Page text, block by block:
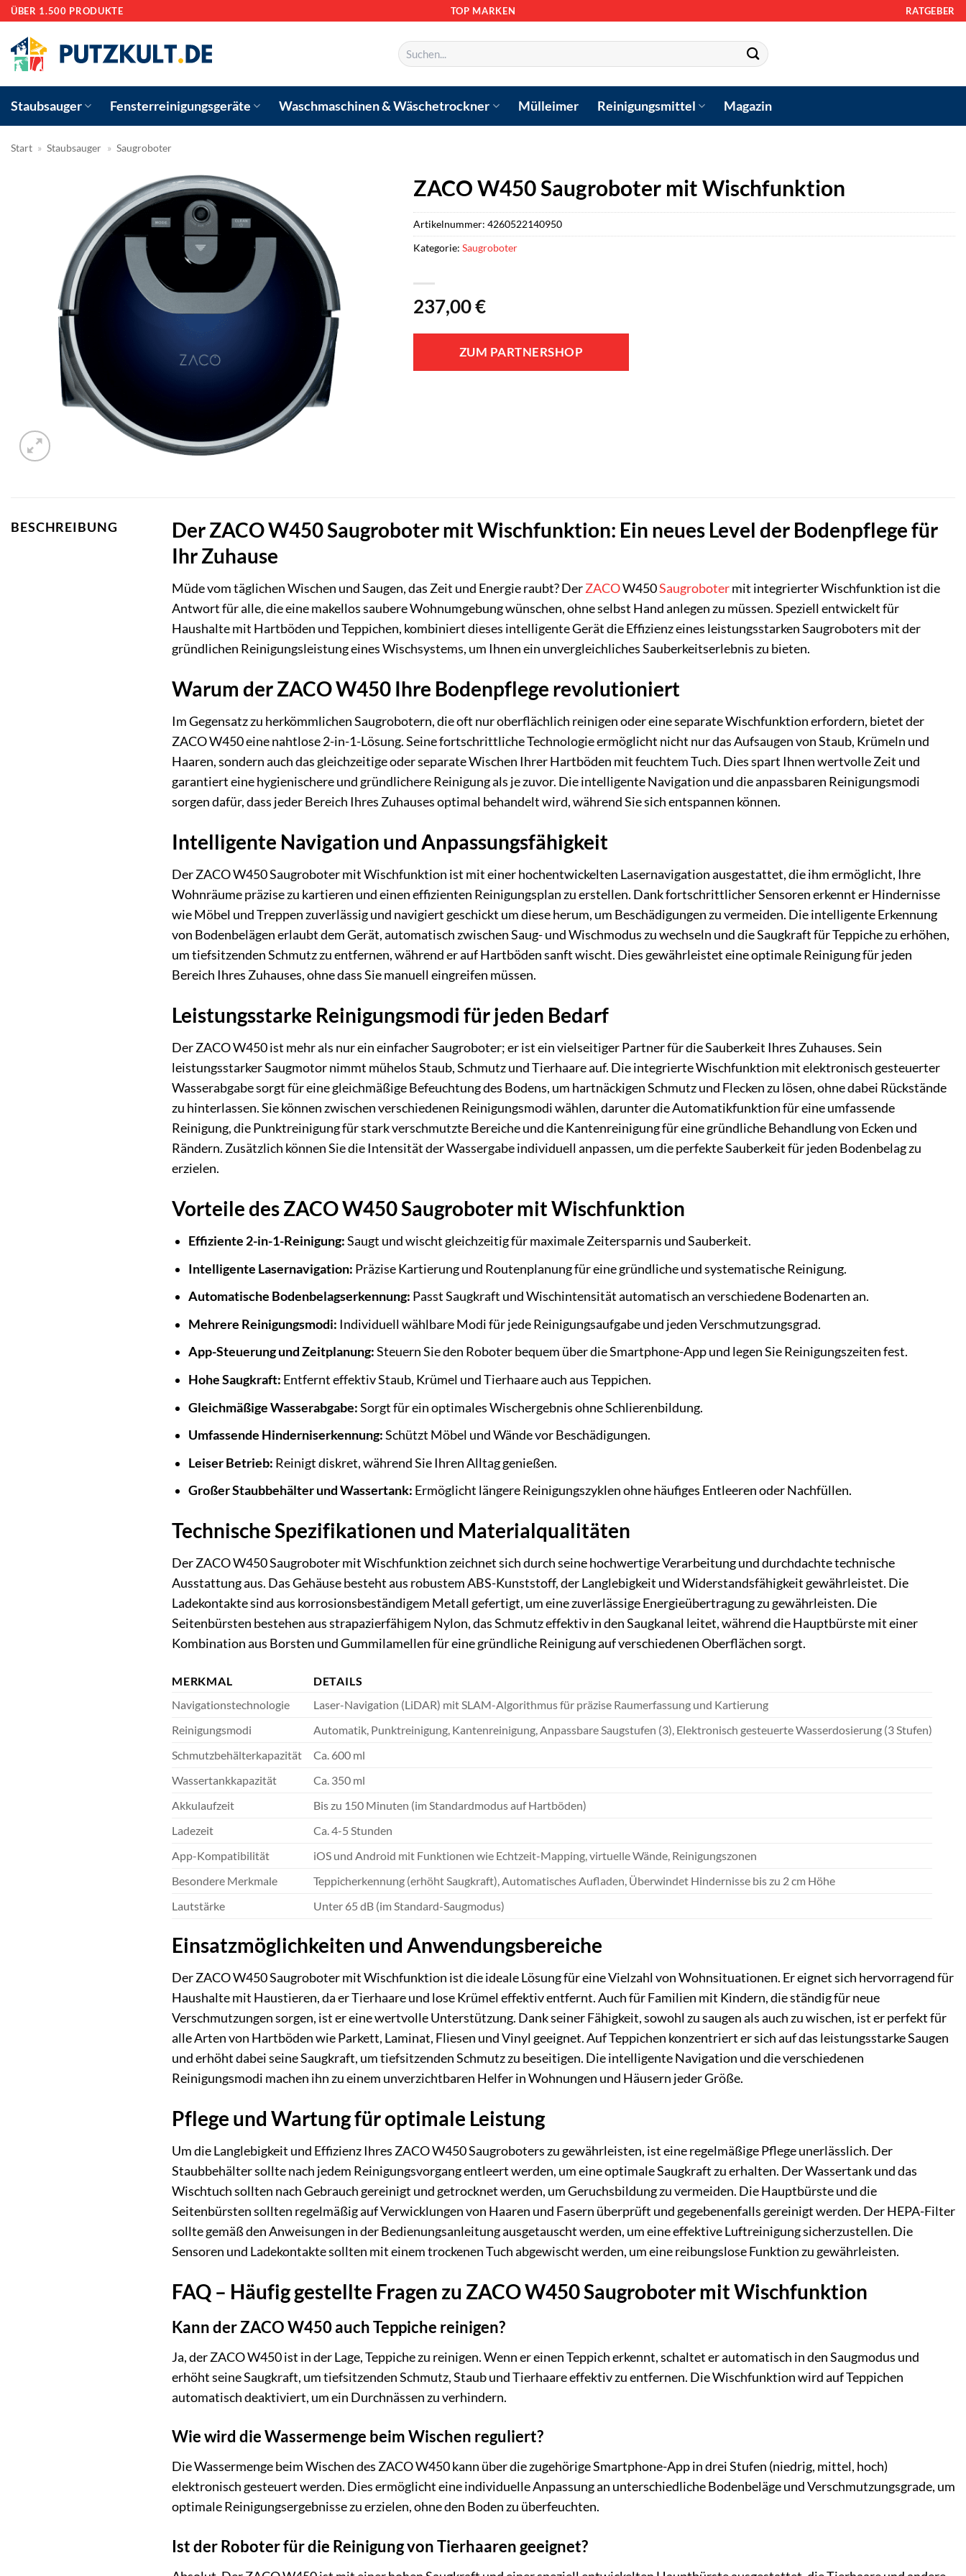
Zum
springen
ÜBER 1.500 PRODUKTE TOP MARKEN RATGEBER
Suchen
nach:
Staubsauger Fensterreinigungsgeräte Waschmaschinen & Wäschetrockner Mülleimer Reinigungsmittel Magazin
Start » Staubsauger » Saugroboter
ZACO W450 Saugroboter mit Wischfunktion
237,00€
ZUM PARTNERSHOP
Artikelnummer: 4260522140950
Kategorie: Saugroboter
BESCHREIBUNG
Der ZACO W450 Saugroboter mit Wischfunktion: Ein neues Level der Bodenpflege für
Ihr Zuhause
Müde vom täglichen Wischen und Saugen, das Zeit und Energie raubt? DerZACOW450Saugrobotermit integrierter Wischfunktion ist die
Antwort für alle, die eine makellos saubere Wohnumgebung wünschen, ohne selbst Hand anlegen zu müssen. Speziell entwickelt für
Haushalte mit Hartböden und Teppichen, kombiniert dieses intelligente Gerät die Effizienz eines leistungsstarken Saugroboters mit der
gründlichen Reinigungsleistung eines Wischsystems, um Ihnen ein unvergleichliches Sauberkeitserlebnis zu bieten.
Warum der ZACO W450 Ihre Bodenpflege revolutioniert
Im Gegensatz zu herkömmlichen Saugrobotern, die oft nur oberflächlich reinigen oder eine separate Wischfunktion erfordern, bietet der
ZACO W450 eine nahtlose 2-in-1-Lösung. Seine fortschrittliche Technologie ermöglicht nicht nur das Aufsaugen von Staub, Krümeln und
Haaren, sondern auch das gleichzeitige oder separate Wischen Ihrer Hartböden mit feuchtem Tuch. Dies spart Ihnen wertvolle Zeit und
garantiert eine hygienischere und gründlichere Reinigung als je zuvor. Die intelligente Navigation und die anpassbaren Reinigungsmodi
sorgen dafür, dass jeder Bereich Ihres Zuhauses optimal behandelt wird, während Sie sich entspannen können.
Intelligente Navigation und Anpassungsfähigkeit
Der ZACO W450 Saugroboter mit Wischfunktion ist mit einer hochentwickelten Lasernavigation ausgestattet, die ihm ermöglicht, Ihre
Wohnräume präzise zu kartieren und einen effizienten Reinigungsplan zu erstellen. Dank fortschrittlicher Sensoren erkennt er Hindernisse
wie Möbel und Treppen zuverlässig und navigiert geschickt um diese herum, um Beschädigungen zu vermeiden. Die intelligente Erkennung
von Bodenbelägen erlaubt dem Gerät, automatisch zwischen Saug- und Wischmodus zu wechseln und die Saugkraft für Teppiche zu erhöhen,
um tiefsitzenden Schmutz zu entfernen, während er auf Hartböden sanft wischt. Dies gewährleistet eine optimale Reinigung für jeden
Bereich Ihres Zuhauses, ohne dass Sie manuell eingreifen müssen.
Leistungsstarke Reinigungsmodi für jeden Bedarf
Der ZACO W450 ist mehr als nur ein einfacher Saugroboter; er ist ein vielseitiger Partner für die Sauberkeit Ihres Zuhauses. Sein
leistungsstarker Saugmotor nimmt mühelos Staub, Schmutz und Tierhaare auf. Die integrierte Wischfunktion mit elektronisch gesteuerter
Wasserabgabe sorgt für eine gleichmäßige Befeuchtung des Bodens, um hartnäckigen Schmutz und Flecken zu lösen, ohne dabei Rückstände
zu hinterlassen. Sie können zwischen verschiedenen Reinigungsmodi wählen, darunter die Automatikfunktion für eine umfassende
Reinigung, die Punktreinigung für stark verschmutzte Bereiche und die Kantenreinigung für eine gründliche Behandlung von Ecken und
Rändern. Zusätzlich können Sie die Intensität der Wassergabe individuell anpassen, um die perfekte Sauberkeit für jeden Bodenbelag zu
erzielen.
Vorteile des ZACO W450 Saugroboter mit Wischfunktion
Effiziente 2-in-1-Reinigung:Saugt und wischt gleichzeitig für maximale Zeitersparnis und Sauberkeit.
Intelligente Lasernavigation: Präzise Kartierung und Routenplanung für eine gründliche und systematische Reinigung.
Automatische Bodenbelagserkennung: Passt Saugkraft und Wischintensität automatisch an verschiedene Bodenarten an.
Mehrere Reinigungsmodi: Individuell wählbare Modi für jede Reinigungsaufgabe und jeden Verschmutzungsgrad.
App-Steuerung und Zeitplanung:Steuern Sie den Roboter bequem über die Smartphone-App und legen Sie Reinigungszeiten fest.
Hohe Saugkraft: Entfernt effektiv Staub, Krümel und Tierhaare auch aus Teppichen.
Gleichmäßige Wasserabgabe:Sorgt für ein optimales Wischergebnis ohne Schlierenbildung.
Umfassende Hinderniserkennung:Schützt Möbel und Wände vor Beschädigungen.
Leiser Betrieb: Reinigt diskret, während Sie Ihren Alltag genießen.
Großer Staubbehälter und Wassertank: Ermöglicht längere Reinigungszyklen ohne häufiges Entleeren oder Nachfüllen.
Technische Spezifikationen und Materialqualitäten
Der ZACO W450 Saugroboter mit Wischfunktion zeichnet sich durch seine hochwertige Verarbeitung und durchdachte technische
Ausstattung aus. Das Gehäuse besteht aus robustem ABS-Kunststoff, der Langlebigkeit und Widerstandsfähigkeit gewährleistet. Die
Ladekontakte sind aus korrosionsbeständigem Metall gefertigt, um eine zuverlässige Energieübertragung zu gewährleisten. Die
Seitenbürsten bestehen aus strapazierfähigem Nylon, das Schmutz effektiv in den Saugkanal leitet, während die Hauptbürste mit einer
Kombination aus Borsten und Gummilamellen für eine gründliche Reinigung auf verschiedenen Oberflächen sorgt.
MERKMAL
DETAILS
Navigationstechnologie
Laser-Navigation (LiDAR) mit SLAM-Algorithmus für präzise Raumerfassung und Kartierung
Reinigungsmodi
Automatik, Punktreinigung, Kantenreinigung, Anpassbare Saugstufen (3), Elektronisch gesteuerte Wasserdosierung (3 Stufen)
Schmutzbehälterkapazität
Ca. 600 ml
Wassertankkapazität
Ca. 350 ml
Akkulaufzeit
Bis zu 150 Minuten (im Standardmodus auf Hartböden)
Ladezeit
Ca. 4-5 Stunden
App-Kompatibilität
iOS und Android mit Funktionen wie Echtzeit-Mapping, virtuelle Wände, Reinigungszonen
Besondere Merkmale
Teppicherkennung (erhöht Saugkraft), Automatisches Aufladen, Überwindet Hindernisse bis zu 2 cm Höhe
Lautstärke
Unter 65 dB (im Standard-Saugmodus)
Einsatzmöglichkeiten und Anwendungsbereiche
Der ZACO W450 Saugroboter mit Wischfunktion ist die ideale Lösung für eine Vielzahl von Wohnsituationen. Er eignet sich hervorragend für
Haushalte mit Haustieren, da er Tierhaare und lose Krümel effektiv entfernt. Auch für Familien mit Kindern, die ständig für neue
Verschmutzungen sorgen, ist er eine wertvolle Unterstützung. Dank seiner Fähigkeit, sowohl zu saugen als auch zu wischen, ist er perfekt für
alle Arten von Hartböden wie Parkett, Laminat, Fliesen und Vinyl geeignet. Auf Teppichen konzentriert er sich auf das leistungsstarke Saugen
und erhöht dabei seine Saugkraft, um tiefsitzenden Schmutz zu beseitigen. Die intelligente Navigation und die verschiedenen
Reinigungsmodi machen ihn zu einem unverzichtbaren Helfer in Wohnungen und Häusern jeder Größe.
Pflege und Wartung für optimale Leistung
Um die Langlebigkeit und Effizienz Ihres ZACO W450 Saugroboters zu gewährleisten, ist eine regelmäßige Pflege unerlässlich. Der
Staubbehälter sollte nach jedem Reinigungsvorgang entleert werden, um eine optimale Saugkraft zu erhalten. Der Wassertank und das
Wischtuch sollten nach Gebrauch gereinigt und getrocknet werden, um Geruchsbildung zu vermeiden. Die Hauptbürste und die
Seitenbürsten sollten regelmäßig auf Verwicklungen von Haaren und Fasern überprüft und gegebenenfalls gereinigt werden. Der HEPA-Filter
sollte gemäß den Anweisungen in der Bedienungsanleitung ausgetauscht werden, um eine effektive Luftreinigung sicherzustellen. Die
Sensoren und Ladekontakte sollten mit einem trockenen Tuch abgewischt werden, um eine reibungslose Funktion zu gewährleisten.
FAQ – Häufig gestellte Fragen zu ZACO W450 Saugroboter mit Wischfunktion
Kann der ZACO W450 auch Teppiche reinigen?
Ja, der ZACO W450 ist in der Lage, Teppiche zu reinigen. Wenn er einen Teppich erkennt, schaltet er automatisch in den Saugmodus und
erhöht seine Saugkraft, um tiefsitzenden Schmutz, Staub und Tierhaare effektiv zu entfernen. Die Wischfunktion wird auf Teppichen
automatisch deaktiviert, um ein Durchnässen zu verhindern.
Wie wird die Wassermenge beim Wischen reguliert?
Die Wassermenge beim Wischen des ZACO W450 kann über die zugehörige Smartphone-App in drei Stufen (niedrig, mittel, hoch)
elektronisch gesteuert werden. Dies ermöglicht eine individuelle Anpassung an unterschiedliche Bodenbeläge und Verschmutzungsgrade, um
optimale Reinigungsergebnisse zu erzielen, ohne den Boden zu überfeuchten.
Ist der Roboter für die Reinigung von Tierhaaren geeignet?